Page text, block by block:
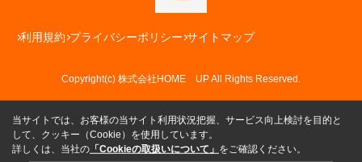
利用規約 プライバシーポリシー サイトマップ
Copyright(c) 株式会社HOME UP All Rights Reserved.
当サイトでは、お客様の当サイト利用状況把握、サービス向上検討を目的と
して、クッキー（Cookie）を使用しています。
詳しくは、当社の 「Cookieの取扱いについて」 をご確認ください。